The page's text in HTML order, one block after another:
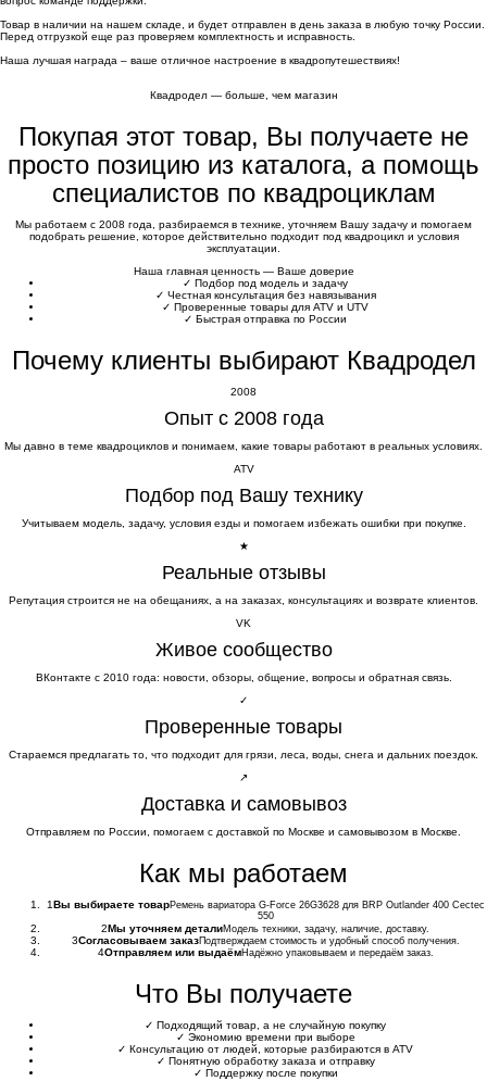
Товар в наличии на нашем складе, и будет отправлен в день заказа в любую точку России.
Перед отгрузкой еще раз проверяем комплектность и исправность.
Наша лучшая награда – ваше отличное настроение в квадропутешествиях!
Квадродел — больше, чем магазин
Покупая этот товар, Вы получаете не
просто позицию из каталога, а помощь
специалистов по квадроциклам
Мы работаем с 2008 года, разбираемся в технике, уточняем Вашу задачу и помогаем
подобрать решение, которое действительно подходит под квадроцикл и условия
эксплуатации.
Наша главная ценность — Ваше доверие
✓ Подбор под модель и задачу
✓ Честная консультация без навязывания
✓ Проверенные товары для ATV и UTV
✓ Быстрая отправка по России
Почему клиенты выбирают Квадродел
2008
Опыт с 2008 года
Мы давно в теме квадроциклов и понимаем, какие товары работают в реальных условиях.
ATV
Подбор под Вашу технику
Учитываем модель, задачу, условия езды и помогаем избежать ошибки при покупке.
★
Реальные отзывы
Репутация строится не на обещаниях, а на заказах, консультациях и возврате клиентов.
VK
Живое сообщество
ВКонтакте с 2010 года: новости, обзоры, общение, вопросы и обратная связь.
✓
Проверенные товары
Стараемся предлагать то, что подходит для грязи, леса, воды, снега и дальних поездок.
↗
Доставка и самовывоз
Отправляем по России, помогаем с доставкой по Москве и самовывозом в Москве.
Как мы работаем
1 Вы выбираете товарРемень вариатора G-Force 26G3628 для BRP Outlander 400 Cectec
550
2 Мы уточняем деталиМодель техники, задачу, наличие, доставку.
3Согласовываем заказПодтверждаем стоимость и удобный способ получения.
4Отправляем или выдаёмНадёжно упаковываем и передаём заказ.
Что Вы получаете
✓ Подходящий товар, а не случайную покупку
✓ Экономию времени при выборе
✓ Консультацию от людей, которые разбираются в ATV
✓ Понятную обработку заказа и отправку
✓ Поддержку после покупки